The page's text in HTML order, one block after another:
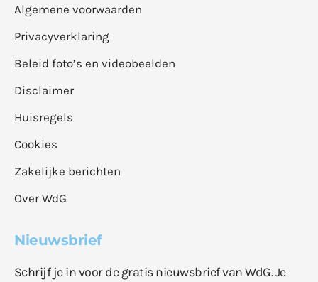
Algemene voorwaarden
Privacyverklaring
Beleid foto’s en videobeelden
Disclaimer
Huisregels
Cookies
Zakelijke berichten
Over WdG
Nieuwsbrief
Schrijf je in voor de gratis nieuwsbrief van WdG. Je